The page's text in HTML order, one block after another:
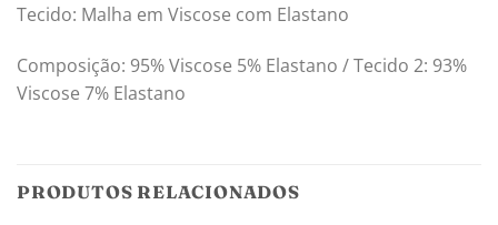
Tecido: Malha em Viscose com Elastano
Composição: 95% Viscose 5% Elastano / Tecido 2: 93%
Viscose 7% Elastano
PRODUTOS RELACIONADOS